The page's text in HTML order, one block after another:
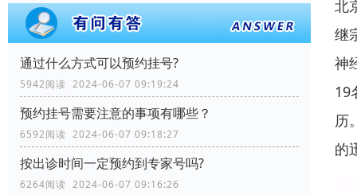
通过什么方式可以预约挂号?
5942阅读 2024-06-07 09:19:24
预约挂号需要注意的事项有哪些？
6592阅读 2024-06-07 09:18:27
按出诊时间一定预约到专家号吗?
6264阅读 2024-06-07 09:16:26
北
继
神
19
历
的